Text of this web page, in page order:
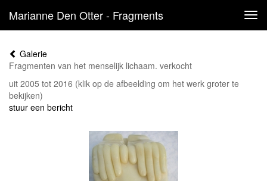
Marianne Den Otter - Fragments
Galerie
Fragmenten van het menselijk lichaam. verkocht
uit 2005 tot 2016 (klik op de afbeelding om het werk groter te
bekijken)
stuur een bericht